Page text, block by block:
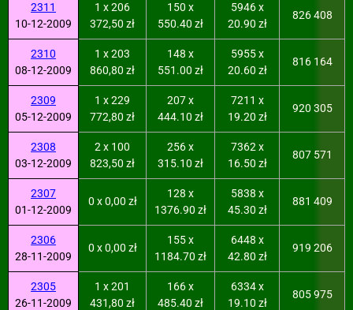
2311
10-12-2009
1 x 206
372,50 zł
150 x
550.40 zł
5946 x
20.90 zł
826 408
2310
08-12-2009
1 x 203
860,80 zł
148 x
551.00 zł
5955 x
20.60 zł
816 164
2309
05-12-2009
1 x 229
772,80 zł
207 x
444.10 zł
7211 x
19.20 zł
920 305
2308
03-12-2009
2 x 100
823,50 zł
256 x
315.10 zł
7362 x
16.50 zł
807 571
2307
01-12-2009
0 x 0,00 zł
128 x
1376.90 zł
5838 x
45.30 zł
881 409
2306
28-11-2009
0 x 0,00 zł
155 x
1184.70 zł
6448 x
42.80 zł
919 206
2305
26-11-2009
1 x 201
431,80 zł
166 x
485.40 zł
6334 x
19.10 zł
805 975